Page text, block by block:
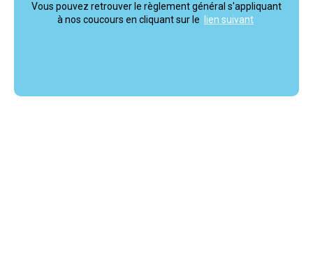
Vous pouvez retrouver le règlement général s'appliquant
à nos coucours en cliquant sur le
lien suivant